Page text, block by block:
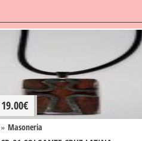
19.00€
» Masoneria